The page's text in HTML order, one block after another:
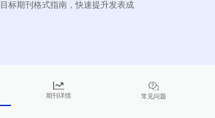
标期刊格式指南，快速提升发表成
期刊详情 常见问题